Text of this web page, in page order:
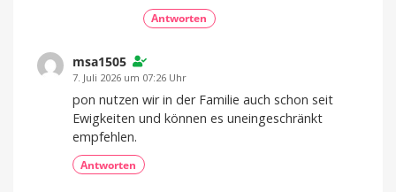
Antworten
msa1505
7. Juli 2026 um 07:26 Uhr
pon nutzen wir in der Familie auch schon seit
Ewigkeiten und können es uneingeschränkt
empfehlen.
Antworten